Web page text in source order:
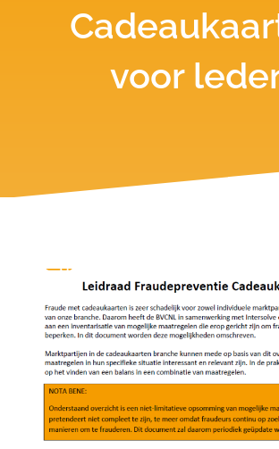
voor